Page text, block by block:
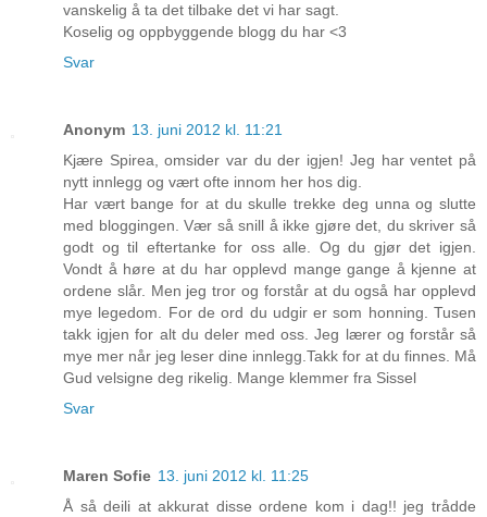
vanskelig å ta det tilbake det vi har sagt.
Koselig og oppbyggende blogg du har <3
Svar
Anonym 13. juni 2012 kl. 11:21
Kjære Spirea, omsider var du der igjen! Jeg har ventet på
nytt innlegg og vært ofte innom her hos dig.
Har vært bange for at du skulle trekke deg unna og slutte
med bloggingen. Vær så snill å ikke gjøre det, du skriver så
godt og til eftertanke for oss alle. Og du gjør det igjen.
Vondt å høre at du har opplevd mange gange å kjenne at
ordene slår. Men jeg tror og forstår at du også har opplevd
mye legedom. For de ord du udgir er som honning. Tusen
takk igjen for alt du deler med oss. Jeg lærer og forstår så
mye mer når jeg leser dine innlegg.Takk for at du finnes. Må
Gud velsigne deg rikelig. Mange klemmer fra Sissel
Svar
Maren Sofie 13. juni 2012 kl. 11:25
Å så deili at akkurat disse ordene kom i dag!! jeg trådde